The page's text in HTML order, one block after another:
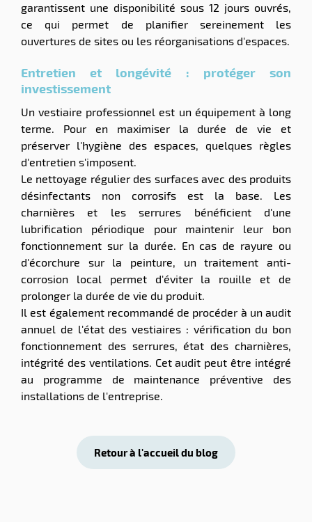
garantissent une disponibilité sous 12 jours ouvrés,
ce qui permet de planifier sereinement les
ouvertures de sites ou les réorganisations d'espaces.
Entretien et longévité : protéger son
investissement
Un vestiaire professionnel est un équipement à long
terme. Pour en maximiser la durée de vie et
préserver l'hygiène des espaces, quelques règles
d'entretien s'imposent.
Le nettoyage régulier des surfaces avec des produits
désinfectants non corrosifs est la base. Les
charnières et les serrures bénéficient d'une
lubrification périodique pour maintenir leur bon
fonctionnement sur la durée. En cas de rayure ou
d'écorchure sur la peinture, un traitement anti-
corrosion local permet d'éviter la rouille et de
prolonger la durée de vie du produit.
Il est également recommandé de procéder à un audit
annuel de l'état des vestiaires : vérification du bon
fonctionnement des serrures, état des charnières,
intégrité des ventilations. Cet audit peut être intégré
au programme de maintenance préventive des
installations de l'entreprise.
Retour à l'accueil du blog